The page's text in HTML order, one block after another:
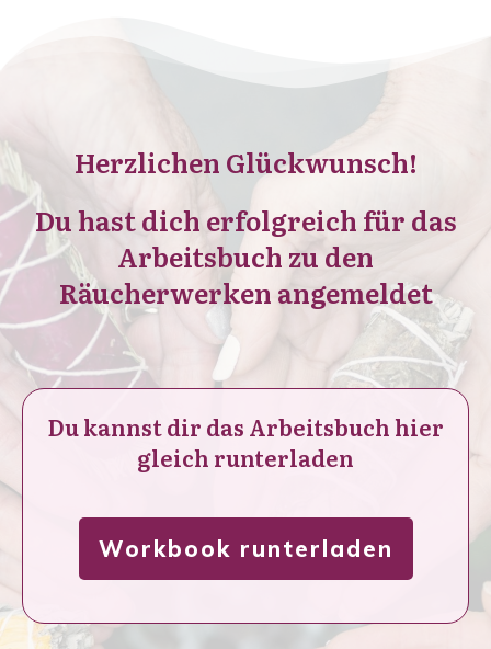
Herzlichen Glückwunsch!
Du hast dich erfolgreich für das
Arbeitsbuch zu den
Räucherwerken angemeldet
Du kannst dir das Arbeitsbuch hier
gleich runterladen
Workbook runterladen